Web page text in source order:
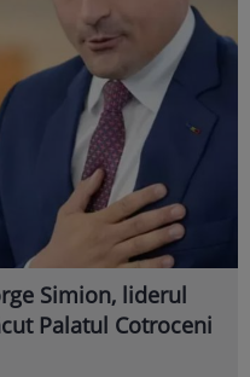
Simion, liderul
Palatul Cotroceni